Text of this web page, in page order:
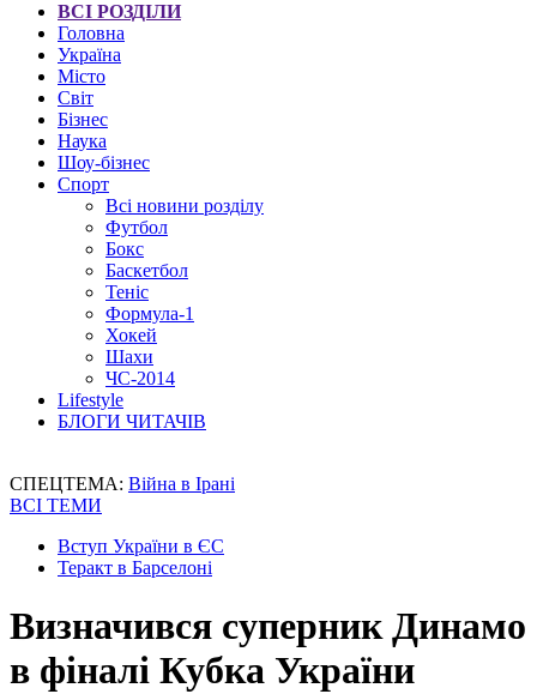
ВСІ РОЗДІЛИ
Головна
Україна
Місто
Світ
Бізнес
Наука
Шоу-бізнес
Спорт
Всі новини розділу
Футбол
Бокс
Баскетбол
Теніс
Формула-1
Хокей
Шахи
ЧС-2014
Lifestyle
БЛОГИ ЧИТАЧІВ
СПЕЦТЕМА: Війна в Ірані
ВСІ ТЕМИ
Вступ України в ЄС
Теракт в Барселоні
Визначився суперник Динамо
в фіналі Кубка України